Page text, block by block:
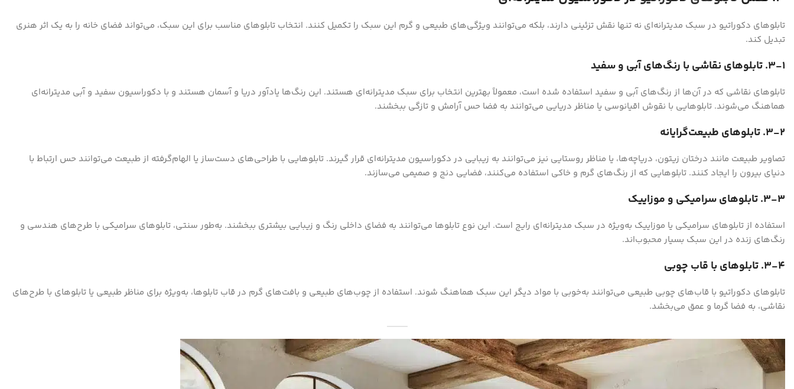
تابلوهای دکوراتیو در سبک مدیترانه‌ای نه تنها نقش تزئینی دارند، بلکه می‌توانند ویژگی‌های طبیعی و گرم این سبک را تکمیل کنند. انتخاب تابلوهای مناسب برای این سبک، می‌تواند فضای خانه را به یک اثر هنری
تبدیل کند.
۳-۱. تابلوهای نقاشی با رنگ‌های آبی و سفید
تابلوهای نقاشی که در آن‌ها از رنگ‌های آبی و سفید استفاده شده است، معمولاً بهترین انتخاب برای سبک مدیترانه‌ای هستند. این رنگ‌ها یادآور دریا و آسمان هستند و با دکوراسیون سفید و آبی مدیترانه‌ای
هماهنگ می‌شوند. تابلوهایی با نقوش اقیانوسی یا مناظر دریایی می‌توانند به فضا حس آرامش و تازگی ببخشند.
۳-۲. تابلوهای طبیعت‌گرایانه
تصاویر طبیعت مانند درختان زیتون، دریاچه‌ها، یا مناظر روستایی نیز می‌توانند به زیبایی در دکوراسیون مدیترانه‌ای قرار گیرند. تابلوهایی با طراحی‌های دست‌ساز یا الهام‌گرفته از طبیعت می‌توانند حس ارتباط با
دنیای بیرون را ایجاد کنند. تابلوهایی که از رنگ‌های گرم و خاکی استفاده می‌کنند، فضایی دنج و صمیمی می‌سازند.
۳-۳. تابلوهای سرامیکی و موزاییک
استفاده از تابلوهای سرامیکی یا موزاییک به‌ویژه در سبک مدیترانه‌ای رایج است. این نوع تابلوها می‌توانند به فضای داخلی رنگ و زیبایی بیشتری ببخشند. به‌طور سنتی، تابلوهای سرامیکی با طرح‌های هندسی و
رنگ‌های زنده در این سبک بسیار محبوب‌اند.
۳-۴. تابلوهای با قاب چوبی
تابلوهای دکوراتیو با قاب‌های چوبی طبیعی می‌توانند به‌خوبی با مواد دیگر این سبک هماهنگ شوند. استفاده از چوب‌های طبیعی و بافت‌های گرم در قاب تابلوها، به‌ویژه برای مناظر طبیعی یا تابلوهای با طرح‌های
نقاشی، به فضا گرما و عمق می‌بخشد.